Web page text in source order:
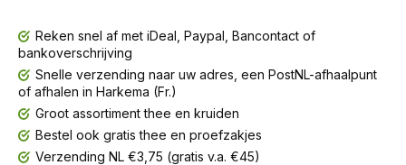
Reken snel af met iDeal, Paypal, Bancontact of
bankoverschrijving
Snelle verzending naar uw adres, een PostNL-afhaalpunt
of afhalen in Harkema (Fr.)
Groot assortiment thee en kruiden
Bestel ook gratis thee en proefzakjes
Verzending NL €3,75 (gratis v.a. €45)